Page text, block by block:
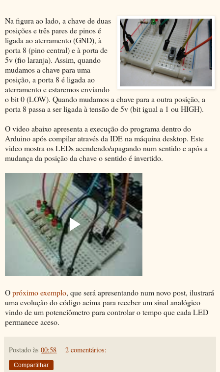
Na figura ao lado, a chave de duas
posições e três pares de pinos é
ligada ao aterramento (GND), à
porta 8 (pino central) e à porta de
5v (fio laranja). Assim, quando
mudamos a chave para uma
posição, a porta 8 é ligada ao
aterramento e estaremos enviando
o bit 0 (LOW). Quando mudamos a chave para a outra posição, a
porta 8 passa a ser ligada à tensão de 5v (bit igual a 1 ou HIGH).
O video abaixo apresenta a execução do programa dentro do
Arduino após compilar através da IDE na máquina desktop. Este
video mostra os LEDs acendendo/apagando num sentido e após a
mudança da posição da chave o sentido é invertido.
Opróximo exemplo, que será apresentando num novo post, ilustrará
uma evolução do código acima para receber um sinal analógico
vindo de um potenciômetro para controlar o tempo que cada LED
permanece aceso.
Postado às 00:58 2 comentários:
Compartilhar